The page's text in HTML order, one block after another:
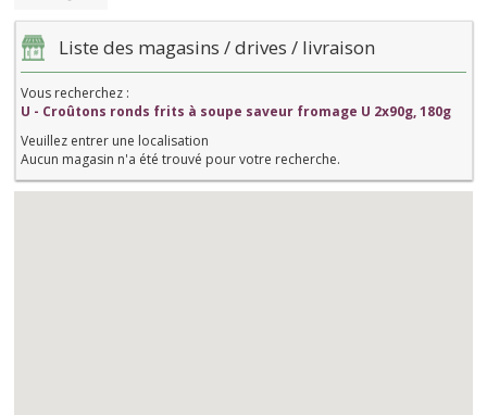
Liste des magasins / drives / livraison
Vous recherchez :
U - Croûtons ronds frits à soupe saveur fromage U 2x90g, 180g
Veuillez entrer une localisation
Aucun magasin n'a été trouvé pour votre recherche.